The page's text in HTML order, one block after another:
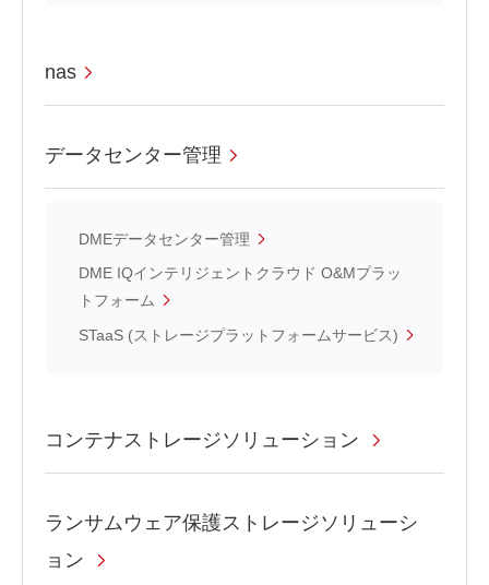
nas
データセンター管理
DMEデータセンター管理
DME IQインテリジェントクラウド O&Mプラッ
トフォーム
STaaS (ストレージプラットフォームサービス)
コンテナストレージソリューション
ランサムウェア保護ストレージソリューシ
ョン